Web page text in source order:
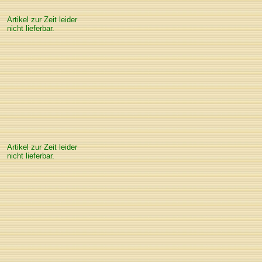
Artikel zur Zeit leider
nicht lieferbar.
Artikel zur Zeit leider
nicht lieferbar.